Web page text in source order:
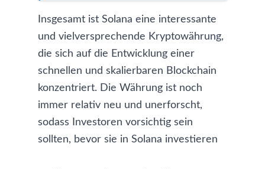
Insgesamt ist Solana eine interessante
und vielversprechende Kryptowährung,
die sich auf die Entwicklung einer
schnellen und skalierbaren Blockchain
konzentriert. Die Währung ist noch
immer relativ neu und unerforscht,
sodass Investoren vorsichtig sein
sollten, bevor sie in Solana investieren